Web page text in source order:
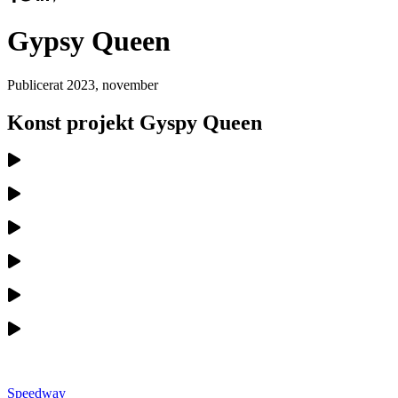
Gypsy Queen
Publicerat 2023, november
Konst projekt Gyspy Queen
Speedway